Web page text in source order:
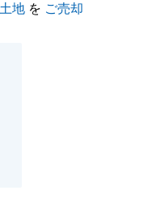
土地 を ご売却